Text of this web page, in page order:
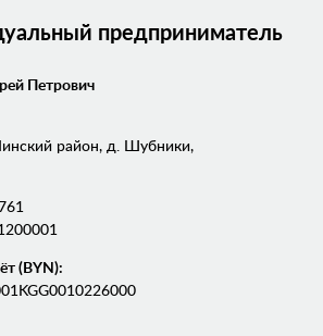
предприниматель
Петрович
район, д. Шубники,
(BYN):